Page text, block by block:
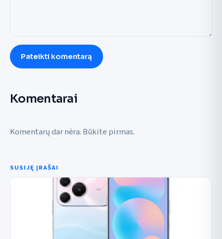
Pateikti komentarą
Komentarai
Komentarų dar nėra. Būkite pirmas.
SUSIJĘ ĮRAŠAI